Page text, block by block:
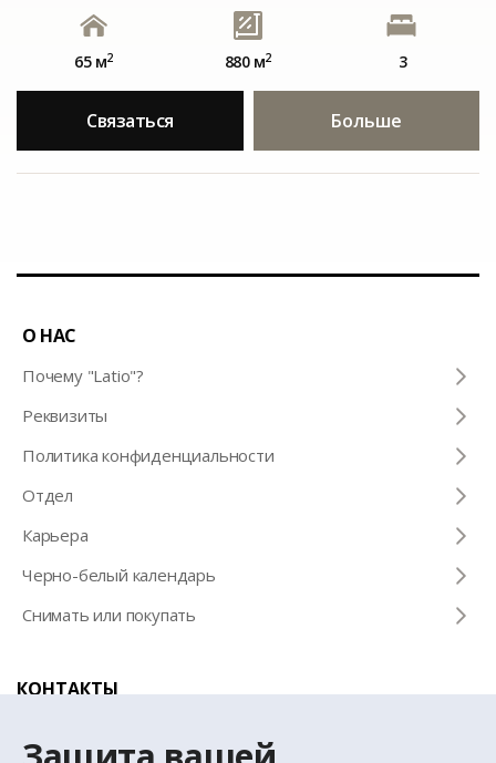
65 м2 880 м2 3
Связаться Больше
О НАС
Почему "Latio"?
Pеквизиты
Политика конфиденциальности
Отдел
Карьера
Черно-белый календарь
Снимать или покупать
КОНТАКТЫ